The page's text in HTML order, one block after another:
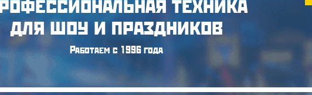
для шоу и праздников
Работаем с 1996 года